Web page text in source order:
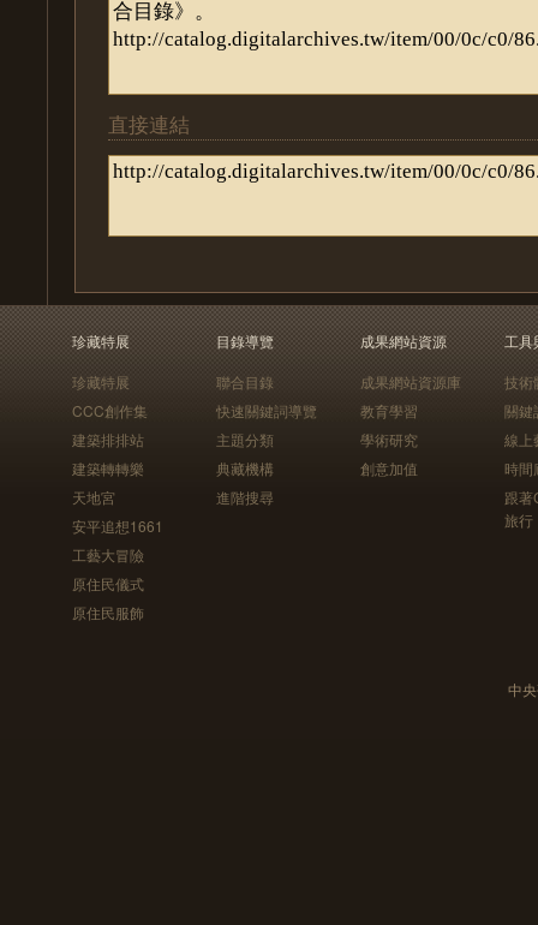
直接連結
珍藏特展
珍藏特展
CCC創作集
建築排排站
建築轉轉樂
天地宮
安平追想1661
工藝大冒險
原住民儀式
原住民服飾
目錄導覽
聯合目錄
快速關鍵詞導覽
主題分類
典藏機構
進階搜尋
成果網站資源
成果網站資源庫
教育學習
學術研究
創意加值
工具
技術
關鍵
線上
時間
跟
旅行
中